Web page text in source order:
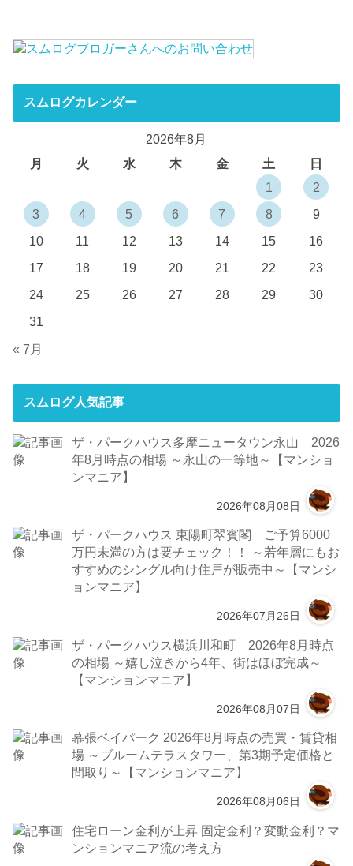
スムログカレンダー
2026年8月
月
火 水 木 金 土
日
1
2
3
4 5 6 7 8
9
10
11 12 13 14 15
16
17
18 19 20 21 22
23
24
25 26 27 28 29
30
31
« 7月
スムログ人気記事
ザ・パークハウス多摩ニュータウン永山 2026
年8月時点の相場 ～永山の一等地～【マンショ
ンマニア】
2026年08月08日
ザ・パークハウス 東陽町翠賓閣 ご予算6000
万円未満の方は要チェック！！ ～若年層にもお
すすめのシングル向け住戸が販売中～【マンシ
ョンマニア】
2026年07月26日
ザ・パークハウス横浜川和町 2026年8月時点
の相場 ～嬉し泣きから4年、街はほぼ完成～
【マンションマニア】
2026年08月07日
幕張ベイパーク 2026年8月時点の売買・賃貸相
場 ～ブルームテラスタワー、第3期予定価格と
間取り～【マンションマニア】
2026年08月06日
住宅ローン金利が上昇 固定金利？変動金利？マ
ンションマニア流の考え方